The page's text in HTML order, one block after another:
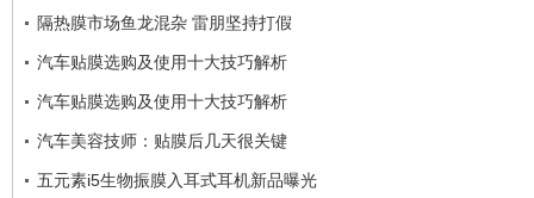
隔热膜市场鱼龙混杂 雷朋坚持打假
汽车贴膜选购及使用十大技巧解析
汽车贴膜选购及使用十大技巧解析
汽车美容技师：贴膜后几天很关键
五元素i5生物振膜入耳式耳机新品曝光